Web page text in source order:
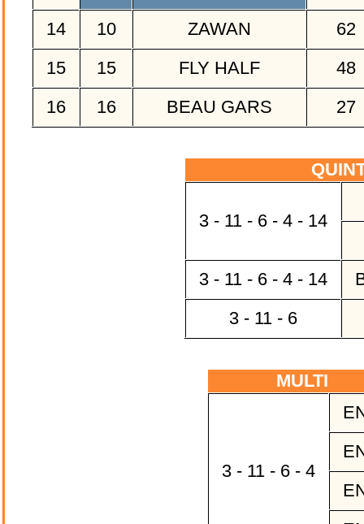
14
10 ZAWAN
62
15
15 FLY HALF
48
16
16 BEAU GARS 27
3 - 11 - 6 - 4 - 14
3 - 11 - 6 - 4 - 14
3 - 11 - 6
MULTI
3 - 11 - 6 - 4